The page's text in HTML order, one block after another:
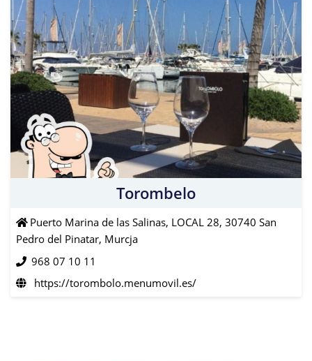
Torombelo
Puerto Marina de las Salinas, LOCAL 28, 30740 San
Pedro del Pinatar, Murcja
968 07 10 11
https://torombolo.menumovil.es/